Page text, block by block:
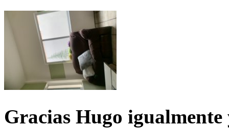
Gracias Hugo igualmente